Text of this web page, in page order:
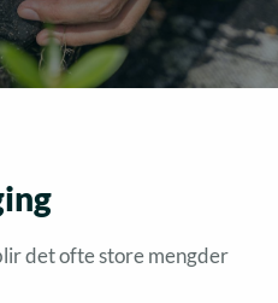
det ofte store mengder